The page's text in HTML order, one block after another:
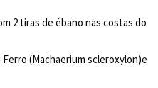
2 tiras de ébano nas costas do
Ferro (Machaerium scleroxylon)e